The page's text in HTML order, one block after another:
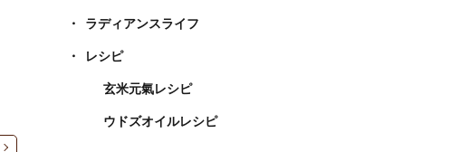
ラディアンスライフ
レシピ
玄米元氣レシピ
ウドズオイルレシピ